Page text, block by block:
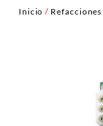
Inicio / Refacciones